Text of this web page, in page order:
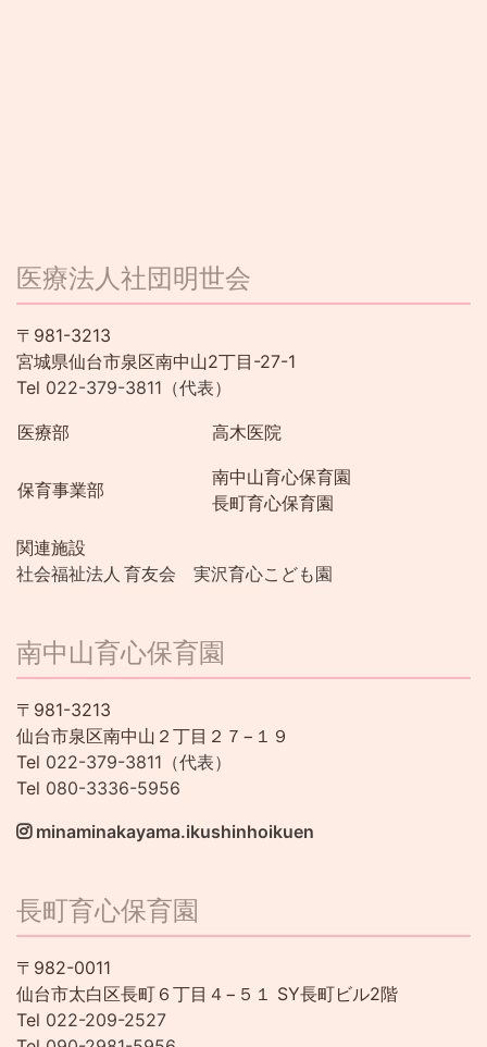
医療法人社団明世会
〒981-3213
宮城県仙台市泉区南中山2丁目-27-1
Tel 022-379-3811（代表）
医療部 高木医院
保育事業部
南中山育心保育園
長町育心保育園
関連施設
社会福祉法人 育友会 実沢育心こども園
南中山育心保育園
〒981-3213
仙台市泉区南中山２丁目２７−１９
Tel 022-379-3811（代表）
Tel 080-3336-5956
minaminakayama.ikushinhoikuen
長町育心保育園
〒982-0011
仙台市太白区長町６丁目４−５１ SY長町ビル2階
Tel 022-209-2527